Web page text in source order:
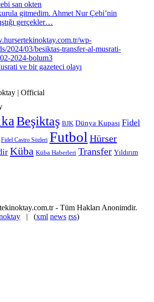
gitmedim. Ahmet Nur Çebi’nin
gerçekler…
ve bir gazeteci olayı
| Official
Beşiktaş BJK Dünya Kupası Fidel
Fidel Castro Sözleri Futbol Hürser
Küba Küba Haberleri Transfer Yıldırım
- Tüm Hakları Anonimdir.
| (xml news rss)